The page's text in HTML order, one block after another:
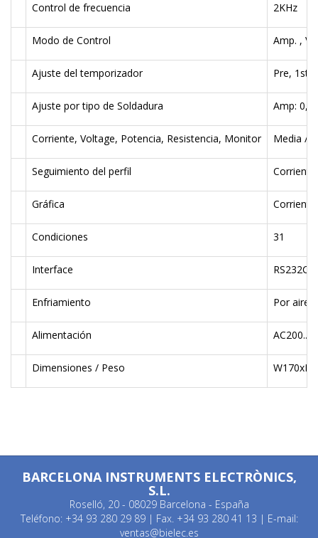
Control de frecuencia 2KHz
Modo de Control Amp. ,
Ajuste del temporizador Pre, 1st.,
Ajuste por tipo de Soldadura Amp:
Corriente, Voltage, Potencia, Resistencia, Monitor Media /
Seguimiento del perfil
Gráfica
Condiciones 31
Interface RS232C
Enfriamiento Por aire
Alimentación
Dimensiones / Peso
BARCELONA INSTRUMENTS ELECTRÒNICS,
S.L.
Roselló, 20 - 08029 Barcelona - España
Teléfono: +34 93 280 29 89 | Fax. +34 93 280 41 13 | E-mail:
ventas@bielec.es